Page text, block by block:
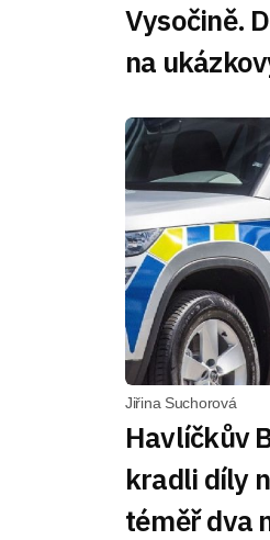
Vysočině.
na
Jiřina Suchorová
Havlíčkův
kradli díly
téměř dva